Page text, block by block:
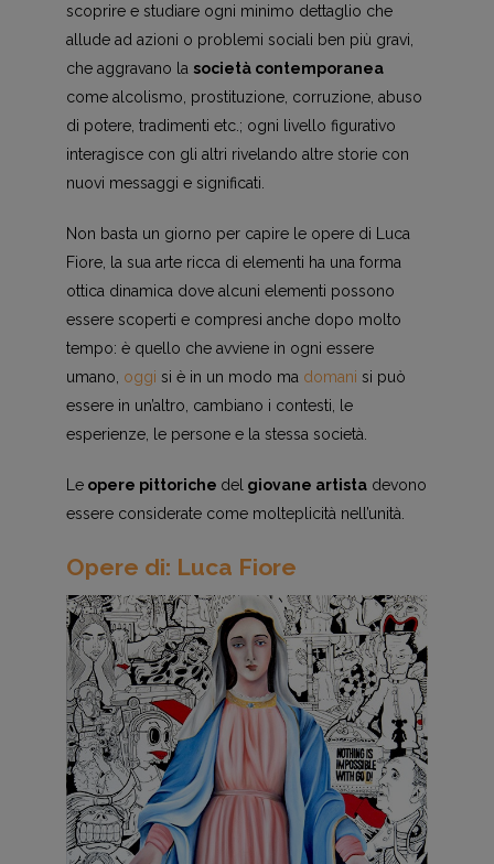
scoprire e studiare ogni minimo dettaglio che
allude ad azioni o problemi sociali ben più gravi,
che aggravano la società contemporanea
come alcolismo, prostituzione, corruzione, abuso
di potere, tradimenti etc.; ogni livello figurativo
interagisce con gli altri rivelando altre storie con
nuovi messaggi e significati.
Non basta un giorno per capire le opere di Luca
Fiore, la sua arte ricca di elementi ha una forma
ottica dinamica dove alcuni elementi possono
essere scoperti e compresi anche dopo molto
tempo: è quello che avviene in ogni essere
umano, oggi si è in un modo ma domani si può
essere in un’altro, cambiano i contesti, le
esperienze, le persone e la stessa società.
Leopere pittoriche del giovane artistadevono
essere considerate come molteplicità nell’unità.
Opere di: Luca Fiore